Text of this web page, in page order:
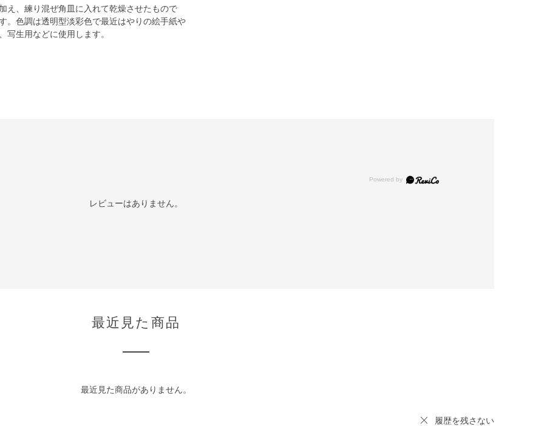
え、練り混ぜ角皿に入れて乾燥させたもので
。色調は透明型淡彩色で最近はやりの絵手紙や
生用などに使用します。
レビューはありません。
最近見た商品
最近見た商品がありません。
履歴を残さない